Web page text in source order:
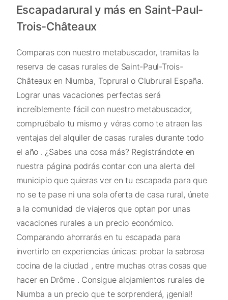
Escapadarural y más en Saint-Paul-
Trois-Châteaux
Comparas con nuestro metabuscador, tramitas la
reserva de casas rurales de Saint-Paul-Trois-
Châteaux en Niumba, Toprural o Clubrural España.
Lograr unas vacaciones perfectas será
increíblemente fácil con nuestro metabuscador,
compruébalo tu mismo y véras como te atraen las
ventajas del alquiler de casas rurales durante todo
el año . ¿Sabes una cosa más? Registrándote en
nuestra página podrás contar con una alerta del
municipio que quieras ver en tu escapada para que
no se te pase ni una sola oferta de casa rural, únete
a la comunidad de viajeros que optan por unas
vacaciones rurales a un precio económico.
Comparando ahorrarás en tu escapada para
invertirlo en experiencias únicas: probar la sabrosa
cocina de la ciudad , entre muchas otras cosas que
hacer en Drôme . Consigue alojamientos rurales de
Niumba a un precio que te sorprenderá, ¡genial!